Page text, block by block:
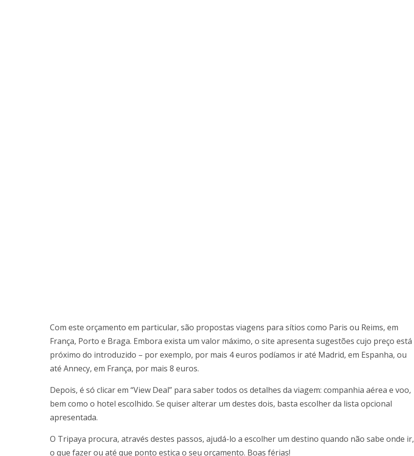
Com este orçamento em particular, são propostas viagens para sítios como Paris ou Reims, em
França, Porto e Braga. Embora exista um valor máximo, o site apresenta sugestões cujo preço está
próximo do introduzido – por exemplo, por mais 4 euros podíamos ir até Madrid, em Espanha, ou
até Annecy, em França, por mais 8 euros.
Depois, é só clicar em “View Deal” para saber todos os detalhes da viagem: companhia aérea e voo,
bem como o hotel escolhido. Se quiser alterar um destes dois, basta escolher da lista opcional
apresentada.
O Tripaya procura, através destes passos, ajudá-lo a escolher um destino quando não sabe onde ir,
o que fazer ou até que ponto estica o seu orçamento. Boas férias!